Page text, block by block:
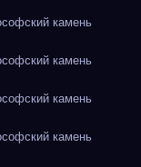
камень
камень
камень
камень